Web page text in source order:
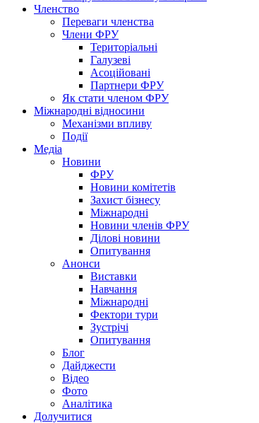
Членство
Переваги членства
Члени ФРУ
Територіальні
Галузеві
Асоційовані
Партнери ФРУ
Як стати членом ФРУ
Міжнародні відносини
Механізми впливу
Події
Медіа
Новини
ФРУ
Новини комітетів
Захист бізнесу
Міжнародні
Новини членів ФРУ
Ділові новини
Опитування
Анонси
Виставки
Навчання
Міжнародні
Фектори тури
Зустрічі
Опитування
Блог
Дайджести
Відео
Фото
Аналітика
Долучитися